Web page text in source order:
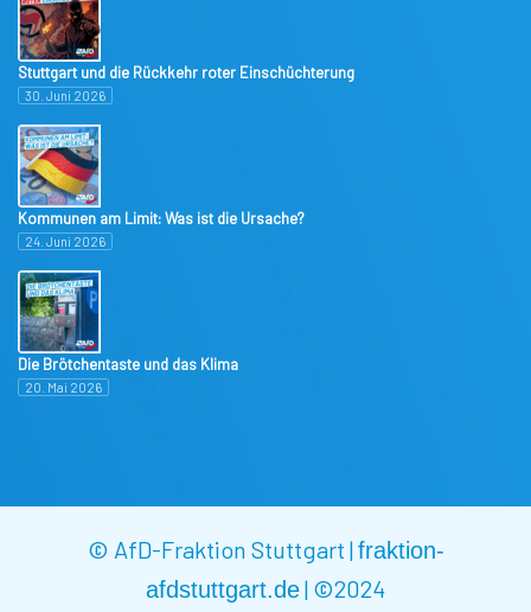
Stuttgart und die Rückkehr roter Einschüchterung
30. Juni 2026
Kommunen am Limit: Was ist die Ursache?
24. Juni 2026
Die Brötchentaste und das Klima
20. Mai 2026
© AfD-Fraktion Stuttgart |fraktion-
afdstuttgart.de| ©2024